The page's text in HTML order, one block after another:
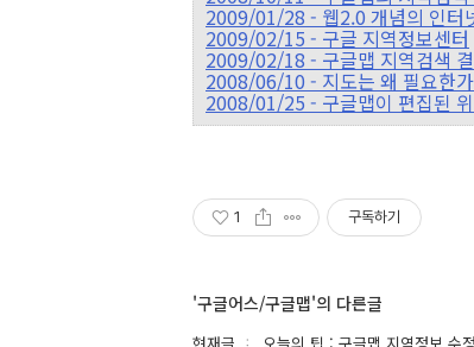
2009/01/28 - 웹2.0 개념의 인
2009/02/15 - 구글 지역정보센터
2009/02/18 - 구글맵 지역검색
2008/06/10 - 지도는 왜 필요한
2008/01/25 - 구글맵이 편집된
1 구독하기
'구글어스/구글맵'의 다른글